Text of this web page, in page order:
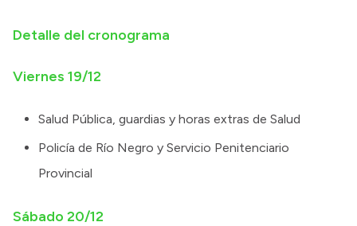
Detalle del cronograma
Viernes 19/12
Salud Pública, guardias y horas extras de Salud
Policía de Río Negro y Servicio Penitenciario
Provincial
Sábado 20/12